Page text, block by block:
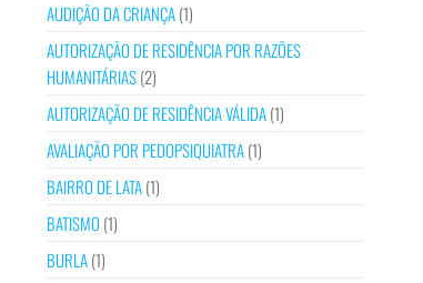
AUDIÇÃO DA CRIANÇA(1)
AUTORIZAÇÃO DE RESIDÊNCIA POR RAZÕES
HUMANITÁRIAS(2)
AUTORIZAÇÃO DE RESIDÊNCIA VÁLIDA(1)
AVALIAÇÃO POR PEDOPSIQUIATRA(1)
BAIRRO DE LATA(1)
BATISMO (1)
BURLA(1)